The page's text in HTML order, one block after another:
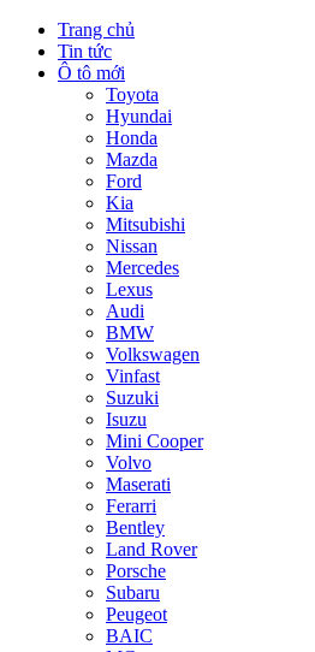
Trang chủ
Tin tức
Ô tô mới
Toyota
Hyundai
Honda
Mazda
Ford
Kia
Mitsubishi
Nissan
Mercedes
Lexus
Audi
BMW
Volkswagen
Vinfast
Suzuki
Isuzu
Mini Cooper
Volvo
Maserati
Ferarri
Bentley
Land Rover
Porsche
Subaru
Peugeot
BAIC